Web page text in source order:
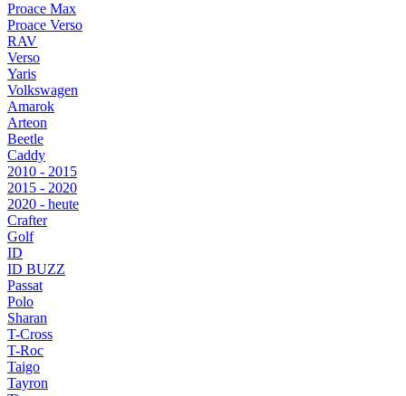
Proace Max
Proace Verso
RAV
Verso
Yaris
Volkswagen
Amarok
Arteon
Beetle
Caddy
2010 - 2015
2015 - 2020
2020 - heute
Crafter
Golf
ID
ID BUZZ
Passat
Polo
Sharan
T-Cross
T-Roc
Taigo
Tayron